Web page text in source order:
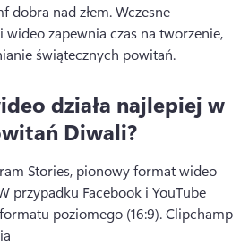
dobra nad złem. Wczesne
zapewnia czas na tworzenie,
świątecznych powitań.
działa najlepiej w
Diwali?
Stories, pionowy format wideo
przypadku Facebook i YouTube
poziomego (16:9). Clipchamp